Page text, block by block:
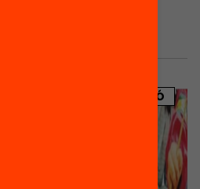
de nivell a l’escola
Xavier Pedrol
PUBLICACIÓ